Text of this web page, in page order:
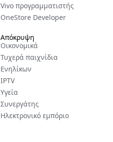
Απόκρυψη
Οικονομικά
Τυχερά παιχνίδια
Ενηλίκων
IPTV
Υγεία
Συνεργάτης
Ηλεκτρονικό εμπόριο
Vivo προγραμματιστής
OneStore Developer